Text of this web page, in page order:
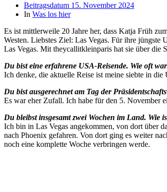
Beitragsdatum 15. November 2024
In Was los hier
Es ist mittlerweile 20 Jahre her, dass Katja Früh
Westen. Liebstes Ziel: Las Vegas. Für ihre jüngste
Las Vegas. Mit theycallitkleinparis hat sie über die
Du bist eine erfahrene USA-Reisende. Wie oft
Ich denke, die aktuelle Reise ist meine siebte in
Du bist ausgerechnet am Tag der
Es war eher Zufall. Ich habe für den 5. November
Du bleibst insgesamt zwei Wochen im Land. Wie
Ich bin in Las Vegas angekommen, von dort über
nach Phoenix gefahren. Von dort ging es weiter
noch eine komplette Woche verbringen werde.